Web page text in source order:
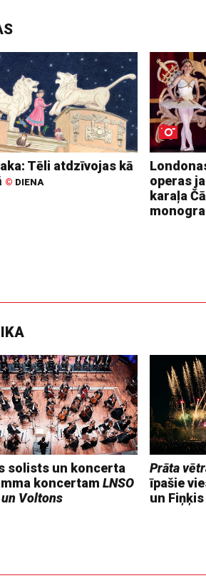
Tēli atdzīvojas kā
© DIENA
operas
karaļa
solists un koncerta
koncertam LNSO
Voltons
Prāta
īpašie
un Fiņķis